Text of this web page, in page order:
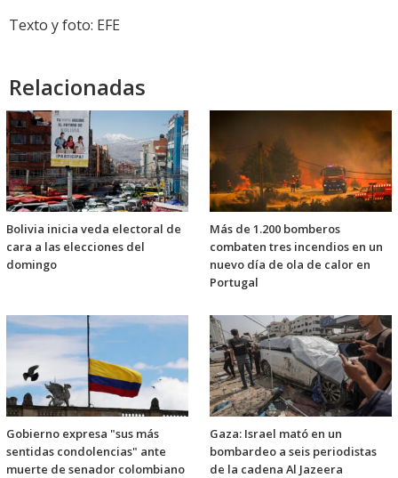
Texto y foto: EFE
Relacionadas
Bolivia inicia veda electoral de
cara a las elecciones del
domingo
Más de 1.200 bomberos
combaten tres incendios en un
nuevo día de ola de calor en
Portugal
Gobierno expresa "sus más
sentidas condolencias" ante
muerte de senador colombiano
Gaza: Israel mató en un
bombardeo a seis periodistas
de la cadena Al Jazeera